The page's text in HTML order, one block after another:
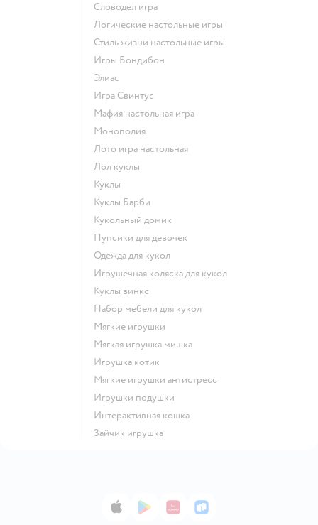
Словодел игра
Логические настольные игры
Стиль жизни настольные игры
Игры Бондибон
Элиас
Игра Свинтус
Мафия настольная игра
Монополия
Лото игра настольная
Лол куклы
Куклы
Куклы Барби
Кукольный домик
Пупсики для девочек
Одежда для кукол
Игрушечная коляска для кукол
Куклы винкс
Набор мебели для кукол
Мягкие игрушки
Мягкая игрушка мишка
Игрушка котик
Мягкие игрушки антистресс
Игрушки подушки
Интерактивная кошка
Зайчик игрушка
App StoreGoogle Play
AppGallery
RuStore